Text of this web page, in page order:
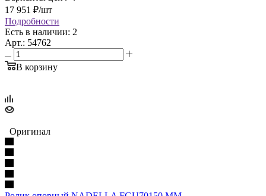
17 951 ₽/шт
Подробности
Есть в наличии: 2
Арт.: 54762
В корзину
Оригинал